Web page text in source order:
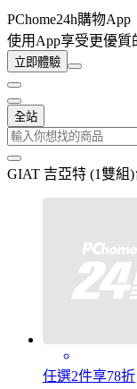
PChome24h購物App
使用App享受更優質
立即體驗
全站
GIAT 吉亞特 (1雙組
任選2件享78折